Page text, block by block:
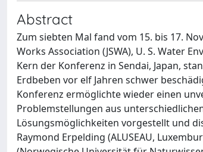
Abstract
Zum siebten Mal fand vom 15. bis 17.
Works Association (JSWA), U. S. Water
Kern der Konferenz in Sendai, Japan,
Erdbeben vor elf Jahren schwer
Konferenz ermöglichte wieder einen
Problemstellungen aus
Lösungsmöglichkeiten vorgestellt und
Raymond Erpelding (ALUSEAU,